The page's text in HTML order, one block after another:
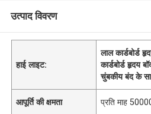
उत्पाद विवरण
हाई लाइट:
लाल कार्डबोर्ड
कार्डबोर्ड हृदय
चुंबकीय बंद के
आपूर्ति की क्षमता प्रति माह